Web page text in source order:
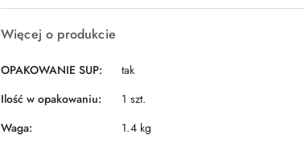
Więcej o produkcie
OPAKOWANIE SUP:
tak
Ilość w opakowaniu:
1 szt.
Waga:
1.4 kg